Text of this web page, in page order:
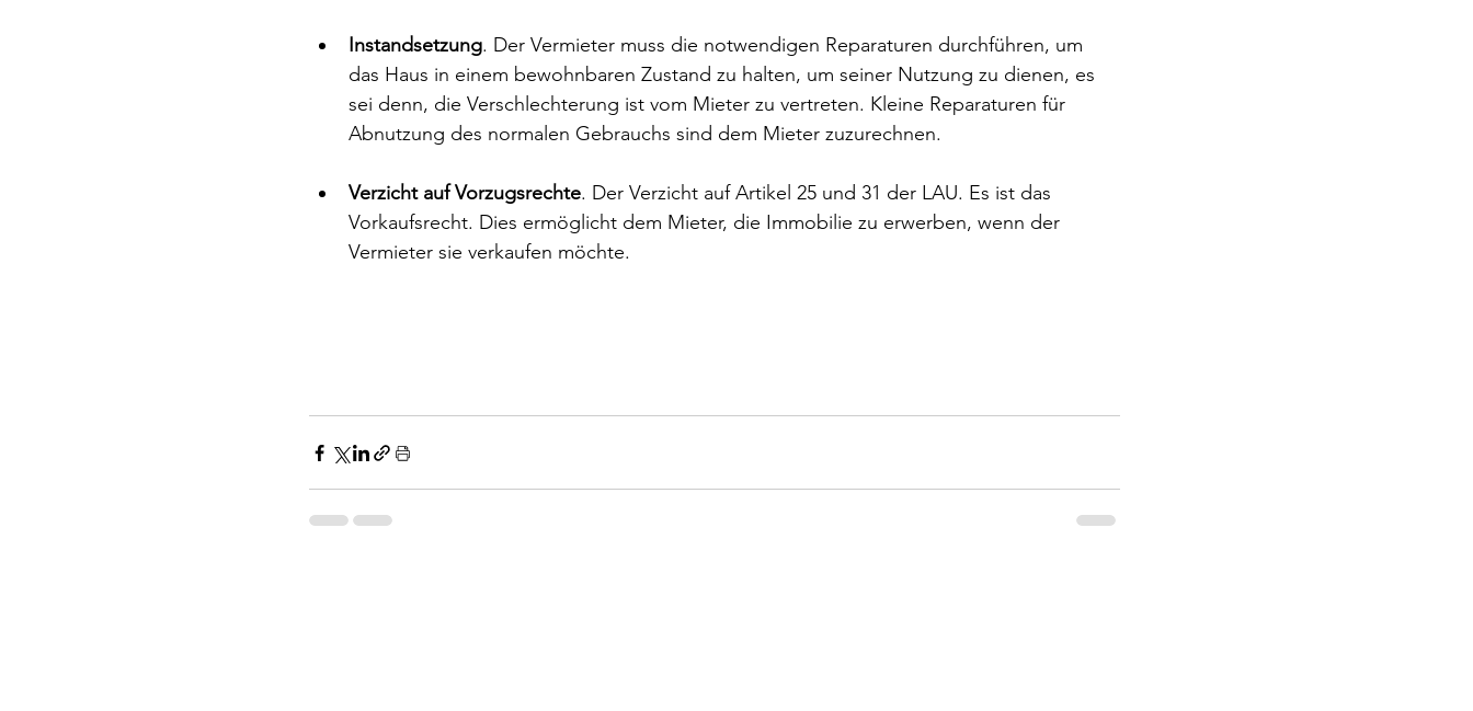
Instandsetzung. Der Vermieter muss die notwendigen Reparaturen durchführen, um
das Haus in einem bewohnbaren Zustand zu halten, um seiner Nutzung zu dienen, es
sei denn, die Verschlechterung ist vom Mieter zu vertreten. Kleine Reparaturen für
Abnutzung des normalen Gebrauchs sind dem Mieter zuzurechnen.
Verzicht auf Vorzugsrechte. Der Verzicht auf Artikel 25 und 31 der LAU. Es ist das
Vorkaufsrecht. Dies ermöglicht dem Mieter, die Immobilie zu erwerben, wenn der
Vermieter sie verkaufen möchte.